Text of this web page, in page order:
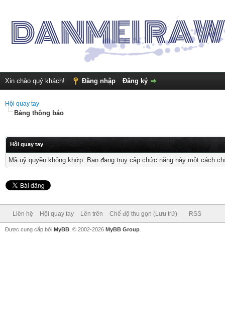
Xin chào quý khách! Đăng nhập Đăng ký
Hội quay tay
Bảng thông báo
Hội quay tay
Mã uỷ quyền không khớp. Bạn đang truy cập chức năng này một cách
Liên hệ Hội quay tay Lên trên Chế độ thu gọn (Lưu trữ) RSS
Được cung cấp bởi MyBB , © 2002-2026 MyBB Group